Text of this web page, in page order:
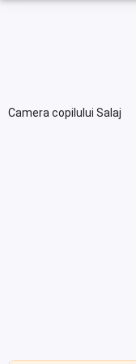
Camera copilului Salaj